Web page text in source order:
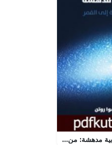
تحميل كتاب جاذبية مدهشة: من التفاحة إلى القمر PDF تأليف فرانسوا روتن مجانا [كامل]